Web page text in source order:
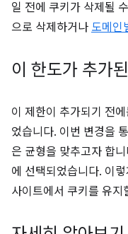
일 전에 쿠키가 삭제될
으로 삭제하거나 도메인
이 한도가 추가
이 제한이 추가되기 전
었습니다. 이번 변경을
은 균형을 맞추고자 합
에 선택되었습니다. 이
사이트에서 쿠키를 유지